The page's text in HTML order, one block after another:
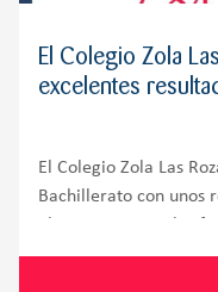
El Colegio Zola
excelentes
El Colegio Zola Las
Bachillerato con unos
sus alumnos. El 100%